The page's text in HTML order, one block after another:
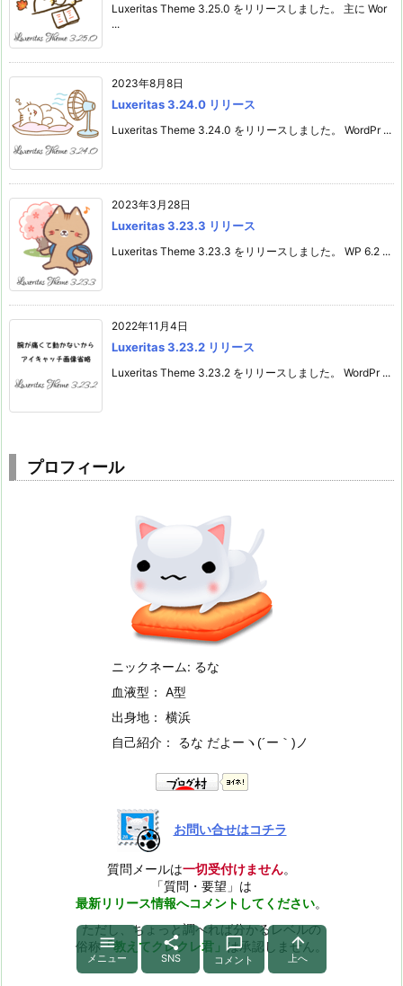
Luxeritas Theme 3.25.0 をリリースしました。 主に Wor
...
2023年8月8日
Luxeritas 3.24.0 リリース
Luxeritas Theme 3.24.0 をリリースしました。 WordPr ...
2023年3月28日
Luxeritas 3.23.3 リリース
Luxeritas Theme 3.23.3 をリリースしました。 WP 6.2 ...
2022年11月4日
Luxeritas 3.23.2 リリース
Luxeritas Theme 3.23.2 をリリースしました。 WordPr ...
プロフィール
ニックネーム: るな
血液型： A型
出身地： 横浜
自己紹介： るな だよー ヽ(´ー｀)ノ
お問い合せはコチラ
質問メールは一切受付けません。
「質問・要望」は
最新リリース情報へコメントしてください。
ただし、ちょっと調べれば分かるレベルの
俗称「教えてクレクレ君」 は承認しません。

メニュー

SNS

コメント

上へ